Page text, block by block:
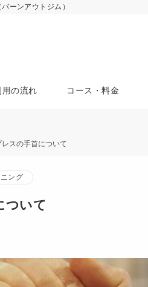
ーンアウトジム）
用の流れ コース・料金
スの手首について
ング
ついて